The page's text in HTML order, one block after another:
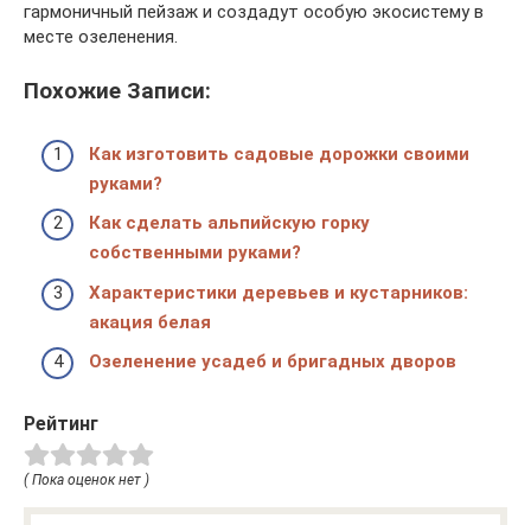
гармоничный пейзаж и создадут особую экосистему в
месте озеленения.
Похожие Записи:
Как изготовить садовые дорожки своими
руками?
Как сделать альпийскую горку
собственными руками?
Характеристики деревьев и кустарников:
акация белая
Озеленение усадеб и бригадных дворов
Рейтинг
( Пока оценок нет )